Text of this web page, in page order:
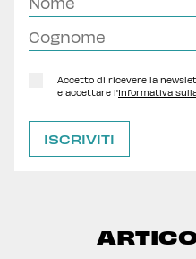
Accetto di ricevere la
e accettare l'Informativa